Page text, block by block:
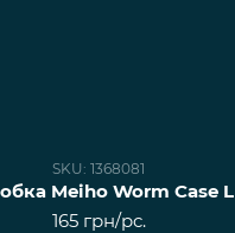
SKU: 1368081
Meiho Worm Case L
165 грн/pc.